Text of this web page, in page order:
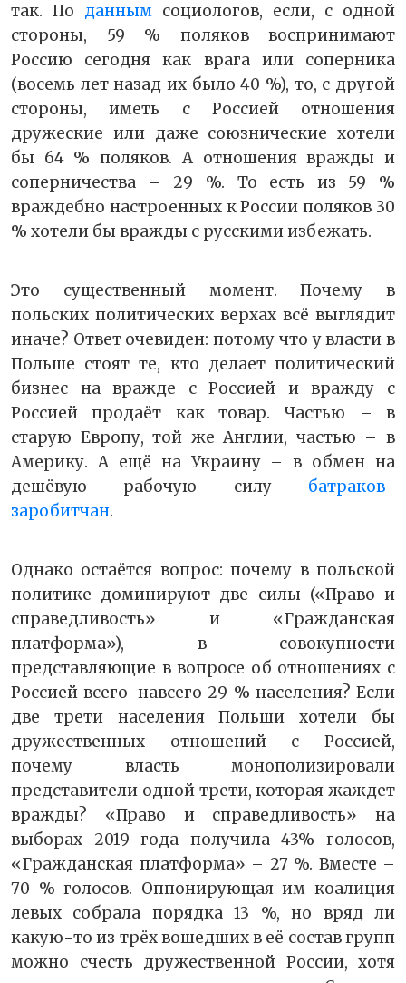
так. По данным социологов, если, с одной
стороны, 59 % поляков воспринимают
Россию сегодня как врага или соперника
(восемь лет назад их было 40 %), то, с другой
стороны, иметь с Россией отношения
дружеские или даже союзнические хотели
бы 64 % поляков. А отношения вражды и
соперничества – 29 %. То есть из 59 %
враждебно настроенных к России поляков 30
% хотели бы вражды с русскими избежать.
Это существенный момент. Почему в
польских политических верхах всё выглядит
иначе? Ответ очевиден: потому что у власти в
Польше стоят те, кто делает политический
бизнес на вражде с Россией и вражду с
Россией продаёт как товар. Частью – в
старую Европу, той же Англии, частью – в
Америку. А ещё на Украину – в обмен на
дешёвую рабочую силу батраков-
заробитчан.
Однако остаётся вопрос: почему в польской
политике доминируют две силы («Право и
справедливость» и «Гражданская
платформа»), в совокупности
представляющие в вопросе об отношениях с
Россией всего-навсего 29 % населения? Если
две трети населения Польши хотели бы
дружественных отношений с Россией,
почему власть монополизировали
представители одной трети, которая жаждет
вражды? «Право и справедливость» на
выборах 2019 года получила 43% голосов,
«Гражданская платформа» – 27 %. Вместе –
70 % голосов. Оппонирующая им коалиция
левых собрала порядка 13 %, но вряд ли
какую-то из трёх вошедших в её состав групп
можно счесть дружественной России, хотя